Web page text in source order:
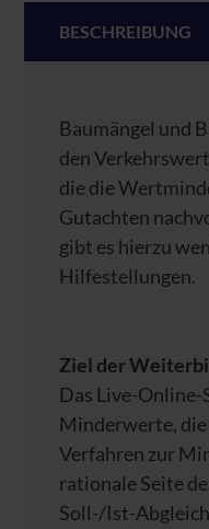
BESCHREIBUNG
Baumängel und
den
die die
Gutachten
gibt es hierzu
Hilfestellungen.
Ziel der
Das Live-
Minderwerte,
Verfahren zur
rationale Seite
Soll-/Ist-